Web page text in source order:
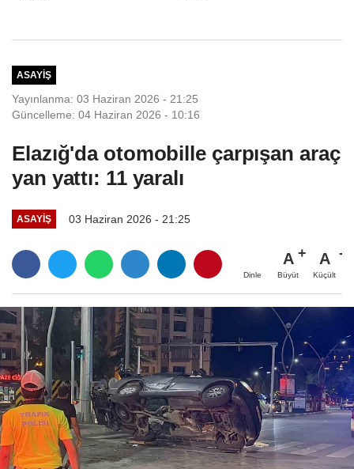
ASAYIŞ
Yayınlanma: 03 Haziran 2026 - 21:25
Güncelleme: 04 Haziran 2026 - 10:16
Elazığ'da otomobille çarpışan araç
yan yattı: 11 yaralı
ASAYIŞ 03 Haziran 2026 - 21:25
Dinle
A
Büyüt
A
Küçült